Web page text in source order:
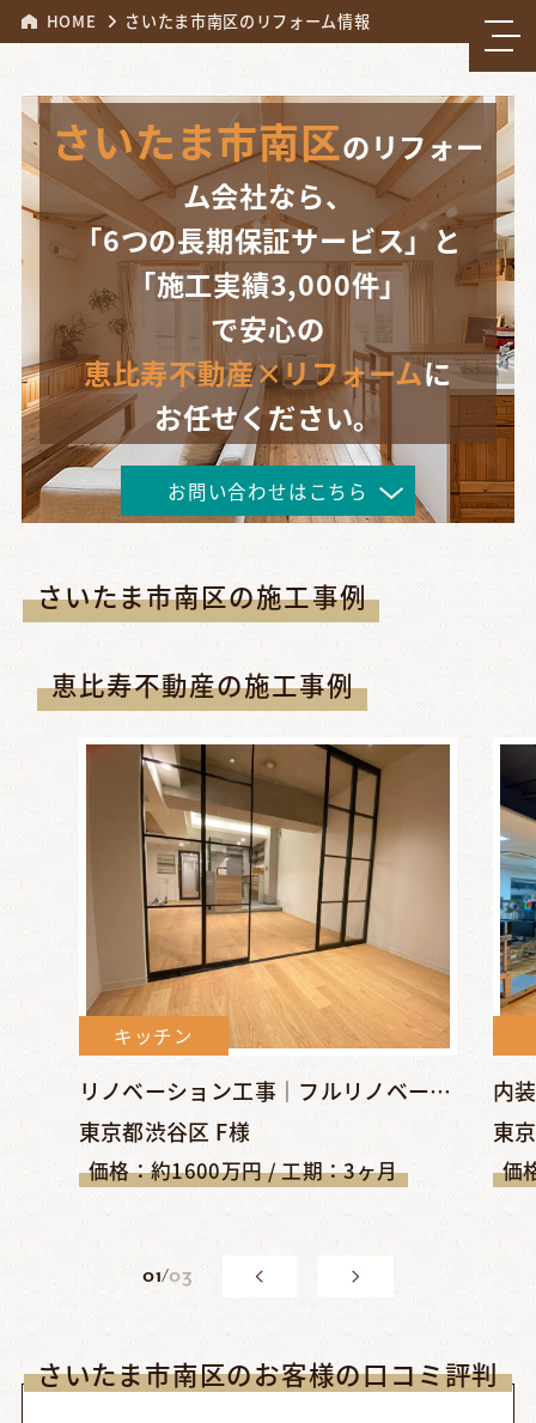
HOME さいたま市南区のリフォーム情報
さいたま市南区のリフォー
ム会社なら、
「6つの長期保証サービス」と
「施工実績3,000件」
で安心の
恵比寿不動産×リフォームに
お任せください。
お問い合わせはこちら
さいたま市南区の施工事例
恵比寿不動産の施工事例
キッチン
リノベーション工事｜フルリノベーションでシンプル＆クールな空...
東京都渋谷区 F様
価格：約1600万円 / 工期：3ヶ月
東
価
01/03
さいたま市南区のお客様の口コミ評判